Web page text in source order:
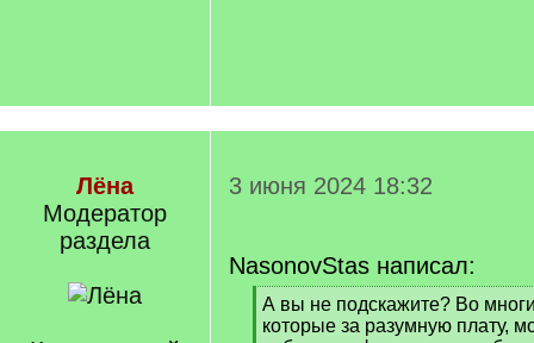
Лёна
Модератор
раздела
3 июня 2024 18:32
NasonovStas написал:
[
q
А вы не подскажите? Во
которые за разумную плату,